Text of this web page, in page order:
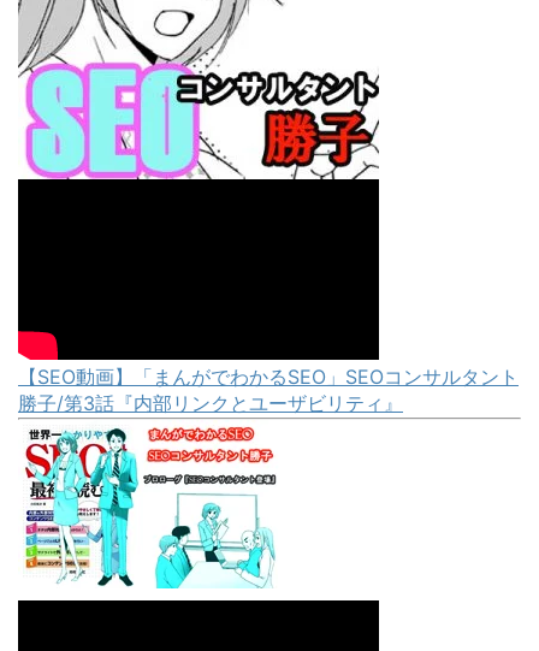
【SEO動画】「まんがでわかるSEO」SEOコンサルタント
勝子/第3話『内部リンクとユーザビリティ』